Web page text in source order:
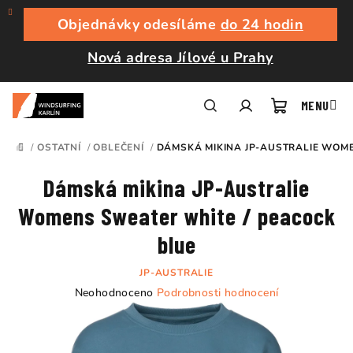
Přejít
obsah
Objednávky odesíláme do 24 hodin
Nová adresa Jílové u Prahy
košík
DOMŮ
/ OSTATNÍ / OBLEČENÍ / DÁMSKÁ MIKINA JP-AUSTRALIE
Dámská mikina JP-Australie
Womens Sweater white / peacock
blue
JP-AUSTRALIE
Průměrné
hodnocení
produktu
je
Neohodnoceno Podrobnosti hodnocení